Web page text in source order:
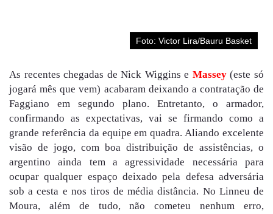
Foto: Victor Lira/Bauru Basket
As recentes chegadas de Nick Wiggins e Massey(este só
jogará mês que vem) acabaram deixando a contratação de
Faggiano em segundo plano. Entretanto, o armador,
confirmando as expectativas, vai se firmando como a
grande referência da equipe em quadra. Aliando excelente
visão de jogo, com boa distribuição de assistências, o
argentino ainda tem a agressividade necessária para
ocupar qualquer espaço deixado pela defesa adversária
sob a cesta e nos tiros de média distância. No Linneu de
Moura, além de tudo, não cometeu nenhum erro,